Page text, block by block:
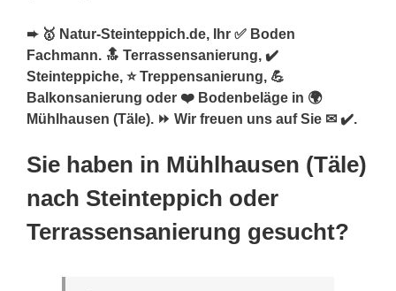
➨ 🥇 Natur-Steinteppich.de, Ihr ✅ Boden
Fachmann. 🔝 Terrassensanierung, ✔️
Steinteppiche, ⭐ Treppensanierung, 💪
Balkonsanierung oder ❤️ Bodenbeläge in 🌍
Mühlhausen (Täle). ⏩ Wir freuen uns auf Sie ✉ ✔️.
Sie haben in Mühlhausen (Täle)
nach Steinteppich oder
Terrassensanierung gesucht?